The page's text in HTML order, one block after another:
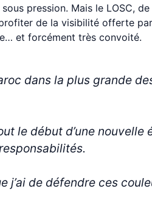
pression. Mais le LOSC, de
de la visibilité offerte
et forcément très convoité.
dans la plus grande
le début d’une nouvelle
j’ai de défendre ces